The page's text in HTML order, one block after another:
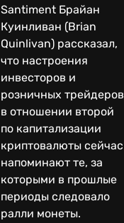
Santiment Брайан
Куинливан (Brian
Quinlivan) рассказал,
что настроения
инвесторов и
розничных трейдеров
в отношении второй
по капитализации
криптовалюты сейчас
напоминают те, за
которыми в прошлые
периоды следовало
ралли монеты.